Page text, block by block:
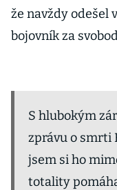
že navždy odešel
bojovník za
S hlubokým
zprávu o smrti
jsem si ho
totality